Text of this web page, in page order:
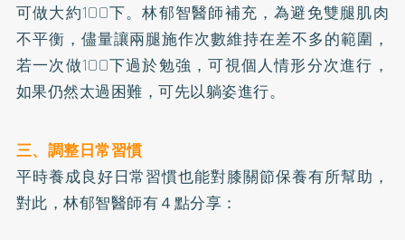
可做大約100下。林郁智醫師補充，為避免雙腿肌肉
不平衡，儘量讓兩腿施作次數維持在差不多的範圍，
若一次做100下過於勉強，可視個人情形分次進行，
如果仍然太過困難，可先以躺姿進行。
三、調整日常習慣
平時養成良好日常習慣也能對膝關節保養有所幫助，
對此，林郁智醫師有４點分享：